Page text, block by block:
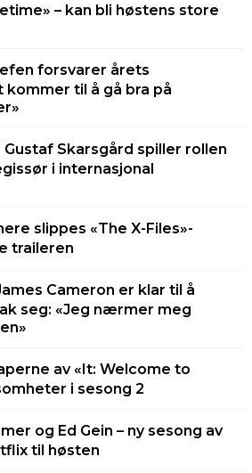
– kan bli høstens store
forsvarer årets
til å gå bra på
Gustaf Skarsgård spiller rollen
i internasjonal
slippes «The X-Files»-
traileren
Cameron er klar til å
seg: «Jeg nærmer meg
av «It: Welcome to
i sesong 2
og Ed Gein – ny sesong av
til høsten